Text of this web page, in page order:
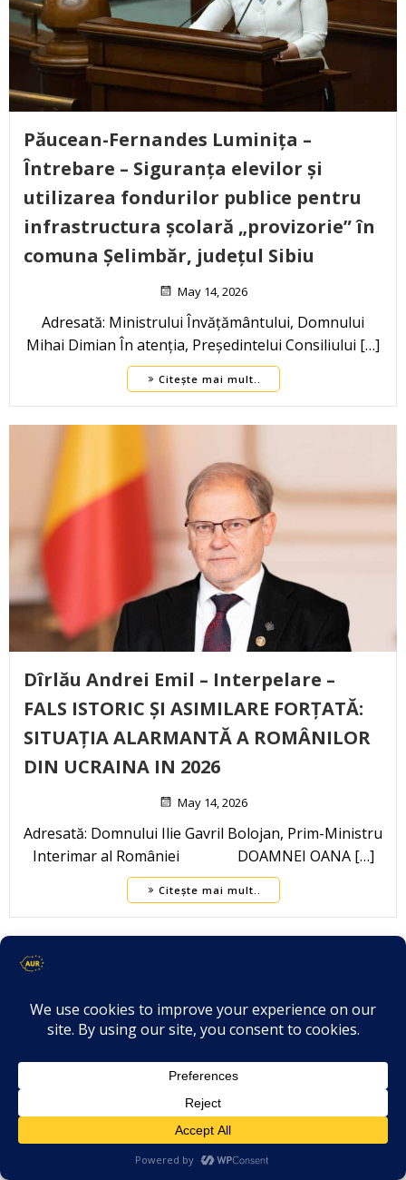
Păucean-Fernandes Luminița –
Întrebare – Siguranța elevilor și
utilizarea fondurilor publice pentru
infrastructura școlară „provizorie” în
comuna Șelimbăr, județul Sibiu
May 14, 2026
Adresată: Ministrului Învățământului, Domnului
Mihai Dimian În atenția, Președintelui Consiliului […]
Citește mai mult..
Dîrlău Andrei Emil – Interpelare –
FALS ISTORIC ȘI ASIMILARE FORȚATĂ:
SITUAȚIA ALARMANTĂ A ROMÂNILOR
DIN UCRAINA IN 2026
May 14, 2026
Adresată: Domnului Ilie Gavril Bolojan, Prim-Ministru
Interimar al României DOAMNEI OANA […]
Citește mai mult..